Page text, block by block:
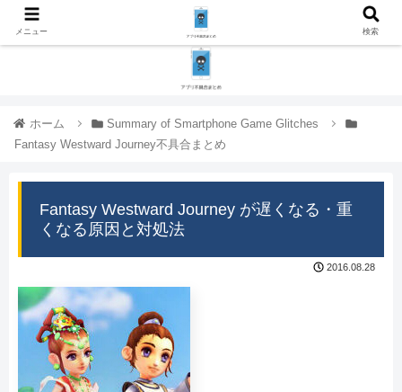
ホーム
Summary of Smartphone Game Glitches
Fantasy Westward Journey不具合まとめ
Fantasy Westward Journey が遅くなる・重
くなる原因と対処法
2016.08.28
メニュー 検索